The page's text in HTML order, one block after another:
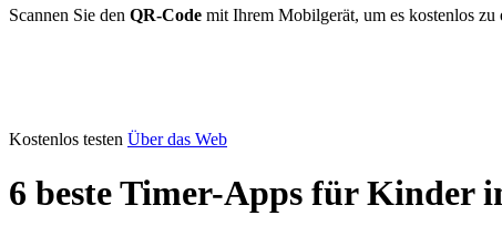
Scannen Sie den QR-Code mit Ihrem Mobilgerät, um es kostenlos zu
Kostenlos testen Über das Web
6 beste Timer-Apps für Kinder